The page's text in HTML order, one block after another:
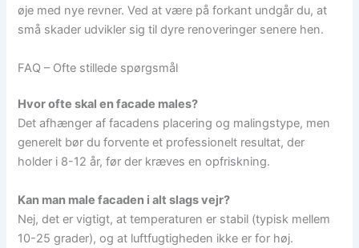
øje med nye revner. Ved at være på forkant undgår du, at
små skader udvikler sig til dyre renoveringer senere hen.
FAQ – Ofte stillede spørgsmål
Hvor ofte skal en facade males?
Det afhænger af facadens placering og malingstype, men
generelt bør du forvente et professionelt resultat, der
holder i 8-12 år, før der kræves en opfriskning.
Kan man male facaden i alt slags vejr?
Nej, det er vigtigt, at temperaturen er stabil (typisk mellem
10-25 grader), og at luftfugtigheden ikke er for høj.